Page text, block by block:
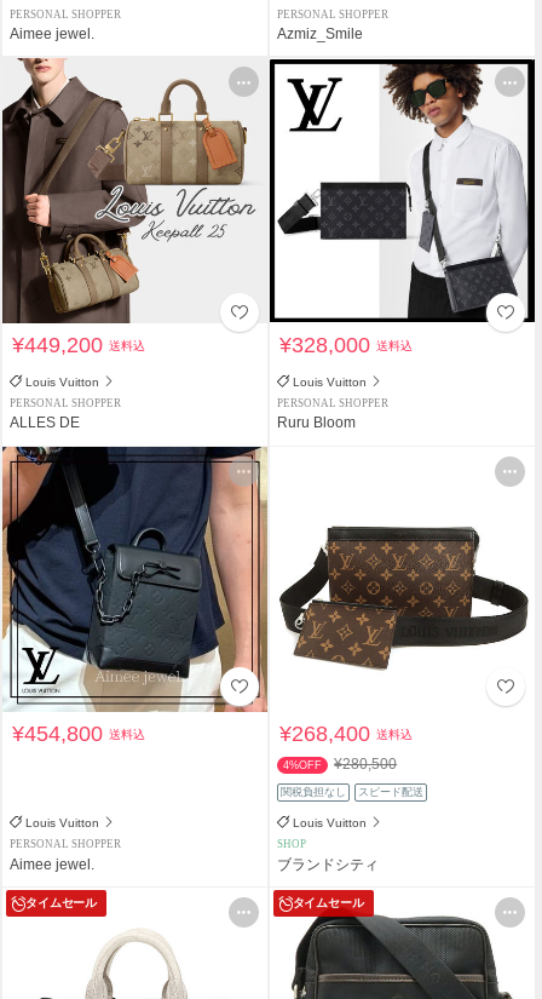
PERSONAL SHOPPER
Aimee jewel.
PERSONAL SHOPPER
Azmiz_Smile
¥449,200送料込
Louis Vuitton
PERSONAL SHOPPER
ALLES DE
¥328,000送料込
Louis Vuitton
PERSONAL SHOPPER
Ruru Bloom
¥454,800送料込
Louis Vuitton
PERSONAL SHOPPER
Aimee jewel.
¥268,400送料込
4%OFF ¥280,500
関税負担なし スピード配送
Louis Vuitton
SHOP
ブランドシティ
タイムセール タイムセール